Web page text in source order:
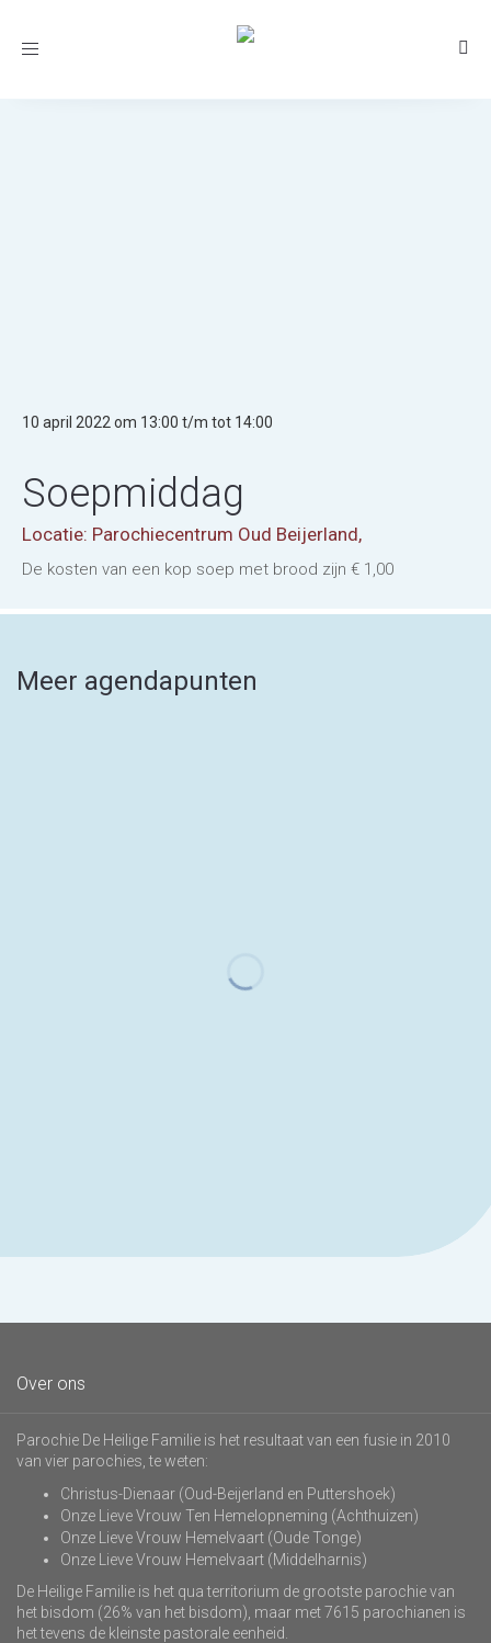
Toggle
10 april 2022 om 13:00 t/m tot 14:00
Soepmiddag
Locatie: Parochiecentrum Oud Beijerland,
De kosten van een kop soep met brood zijn € 1,00
Meer agendapunten
Over ons
Parochie De Heilige Familie is het resultaat van een fusie in 2010
van vier parochies, te weten:
Christus-Dienaar (Oud-Beijerland en Puttershoek)
Onze Lieve Vrouw Ten Hemelopneming (Achthuizen)
Onze Lieve Vrouw Hemelvaart (Oude Tonge)
Onze Lieve Vrouw Hemelvaart (Middelharnis)
De Heilige Familie is het qua territorium de grootste parochie van
het bisdom (26% van het bisdom), maar met 7615 parochianen is
het tevens de kleinste pastorale eenheid.